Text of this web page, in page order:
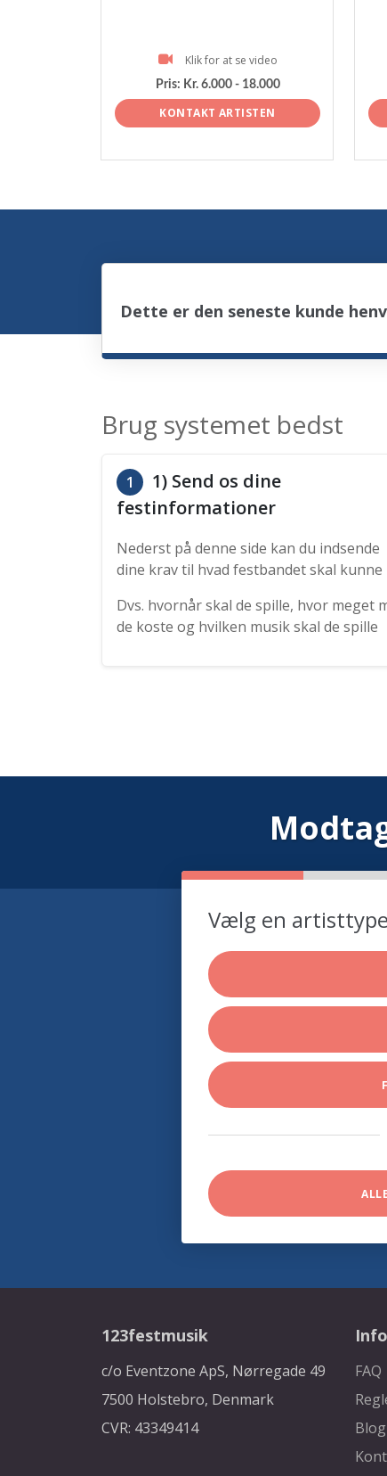
Klik for at se video
Pris: Kr. 6.000 - 18.000
KONTAKT ARTISTEN
Dette er den seneste kunde
Brug systemet bedst
1
1) Send os dine
festinformationer
Nederst på denne side kan du indsende
dine krav til hvad festbandet skal kunne
Dvs. hvornår skal de spille, hvor meget
de koste og hvilken musik skal de spille
Vælg en
123festmusik
c/o Eventzone ApS, Nørregade 49
7500 Holstebro, Denmark
CVR: 43349414
FAQ
Blog